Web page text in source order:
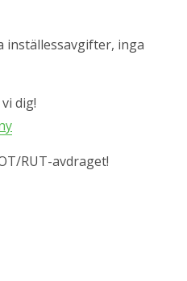
inställessavgifter, inga
dig!
RUT-avdraget!